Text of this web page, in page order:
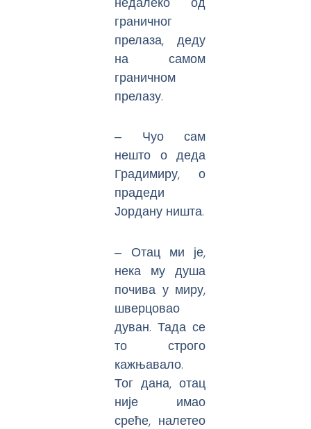
граничног
прелаза, деду
на самом
граничном
прелазу.
‒ Чуо сам
нешто о деда
Градимиру, о
прадеди
Јордану ништа.
‒ Отац ми је,
нека му душа
почива у миру,
шверцовао
дуван. Тада се
то строго
кажњавало.
Тог дана, отац
није имао
среће, налетео